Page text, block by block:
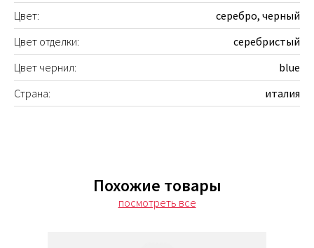
Цвет:
серебро, черный
Цвет отделки:
серебристый
Цвет чернил:
blue
Страна:
италия
Похожие товары
посмотреть все